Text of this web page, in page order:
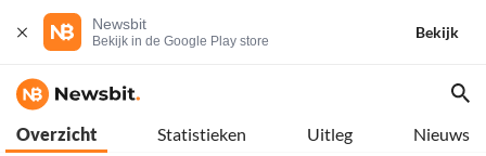
Newsbit
Bekijk in de Google Play store
Bekijk
Overzicht Statistieken Uitleg Nieuws